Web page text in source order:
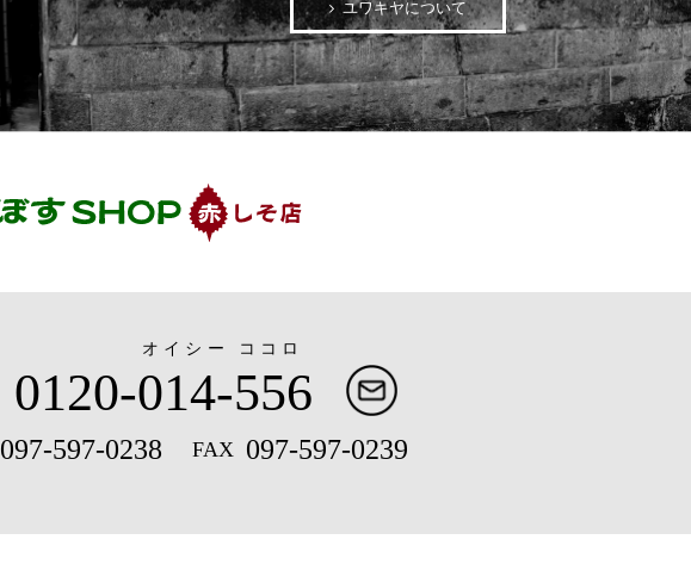
ユワキヤについて
オイシー ココロ
0120-014-556
097-597-0238 097-597-0239